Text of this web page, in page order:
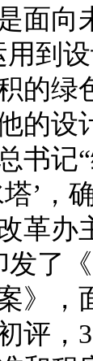
面向
到
的绿
设
书记
’，
办
发了
》，
评